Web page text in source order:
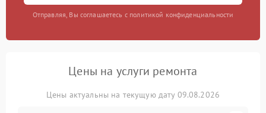
Отправляя, Вы соглашаетесь с политикой конфиденциальности
Цены на услуги ремонта
Цены актуальны на текущую дату 09.08.2026